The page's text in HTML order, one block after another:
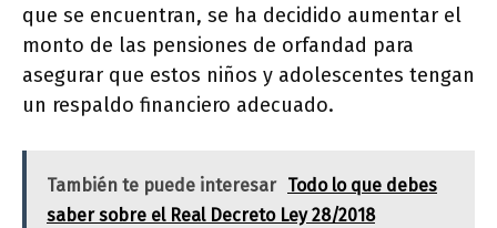
que se encuentran, se ha decidido aumentar el
monto de las pensiones de orfandad para
asegurar que estos niños y adolescentes tengan
un respaldo financiero adecuado.
También te puede interesar Todo lo que debes
saber sobre el Real Decreto Ley 28/2018